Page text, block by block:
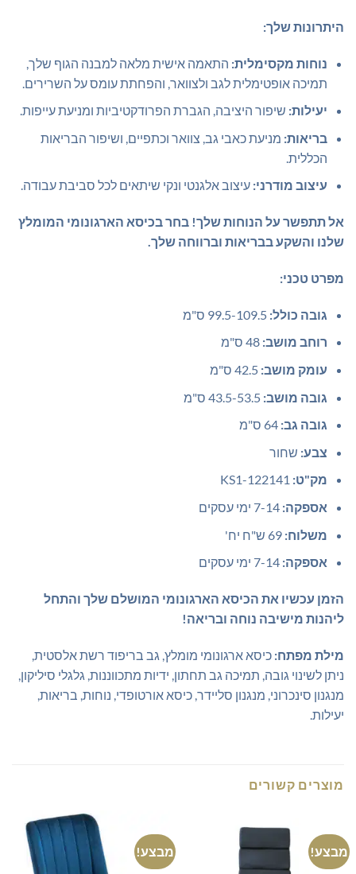
היתרונות שלך:
נוחות מקסימלית: התאמה אישית מלאה למבנה הגוף שלך,
תמיכה אופטימלית לגב ולצוואר, והפחתת עומס על השרירים.
יעילות: שיפור היציבה, הגברת הפרודקטיביות ומניעת עייפות.
בריאות: מניעת כאבי גב, צוואר וכתפיים, ושיפור הבריאות
הכללית.
עיצוב מודרני: עיצוב אלגנטי ונקי שיתאים לכל סביבת עבודה.
אל תתפשר על הנוחות שלך! בחר בכיסא הארגונומי המומלץ
שלנו והשקע בבריאות וברווחה שלך.
מפרט טכני:
גובה כולל:
רוחב מושב:
עומק מושב:
גובה מושב:
גובה גב:
צבע: שחור
מק"ט:
אספקה:
משלוח: 69 ש"ח יח'
אספקה: 7-14 ימי עסקים
הזמן עכשיו את הכיסא הארגונומי המושלם שלך והתחל
ליהנות מישיבה נוחה ובריאה!
מילת מפתח: כיסא ארגונומי מומלץ, גב בריפוד רשת אלסטית,
ניתן לשינוי גובה, תמיכה גב תחתון, ידיות מתכווננות, גלגלי סיליקון,
מנגנון סינכרוני, מנגנון סליידר, כיסא אורטופדי, נוחות, בריאות,
יעילות.
מוצרים קשורים
מבצע! מבצע!